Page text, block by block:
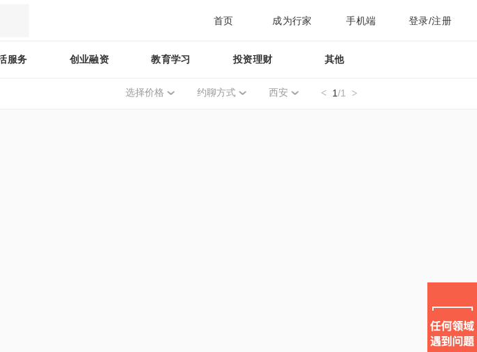
首页 成为行家 手机端 登录/注册
服务 创业融资 教育学习 投资理财 其他
选择价格 约聊方式 西安 1/1